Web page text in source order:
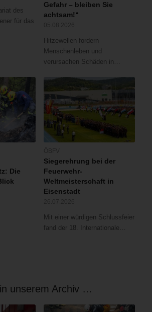
des
für das
Gefahr – bleiben Sie
achtsam!“
Hitzewellen fordern
Menschenleben und
verursachen Schäden in…
Die
Siegerehrung bei der
Feuerwehr-
Weltmeisterschaft in
Eisenstadt
Mit einer würdigen Schlussfeier
fand der 18. Internationale…
unserem Archiv …